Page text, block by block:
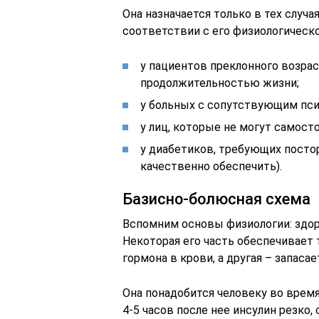
Она назначается только в тех
соответствии с его
у пациентов преклонного
продолжительностью жизни;
у больных с сопутствующим
у лиц, которые не могут
у диабетиков, требующих
качественно обеспечить).
Базисно-болюсная схема
Вспомним основы физиологии:
Некоторая его часть
гормона в крови, а другая –
Она понадобится человеку во
4-5 часов после нее инсулин